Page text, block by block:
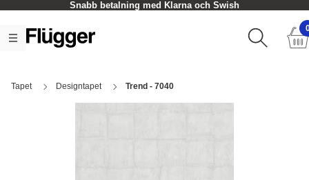
Snabb betalning med Klarna och Swish
Tapet Designtapet Trend - 7040